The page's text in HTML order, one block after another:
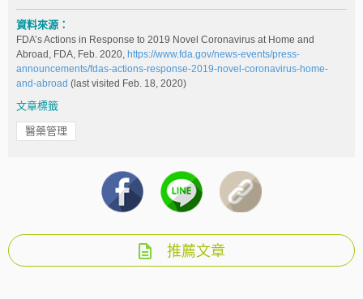
資料來源：
FDA’s Actions in Response to 2019 Novel Coronavirus at Home and
Abroad, FDA, Feb. 2020, https://www.fda.gov/news-events/press-
announcements/fdas-actions-response-2019-novel-coronavirus-home-
and-abroad (last visited Feb. 18, 2020)
文章標籤
醫藥管理
推薦文章